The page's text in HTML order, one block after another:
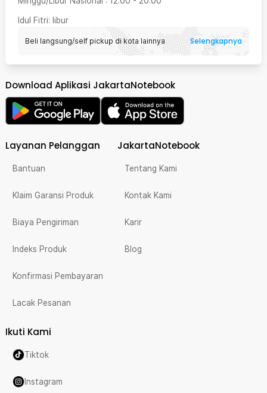
Idul Fitri: libur
Beli langsung/self pickup di kota lainnya Selengkapnya
Download Aplikasi JakartaNotebook
Layanan Pelanggan
Bantuan
Klaim Garansi Produk
Biaya Pengiriman
Indeks Produk
Konfirmasi Pembayaran
Lacak Pesanan
JakartaNotebook
Tentang Kami
Kontak Kami
Karir
Blog
Ikuti Kami
Tiktok
Instagram